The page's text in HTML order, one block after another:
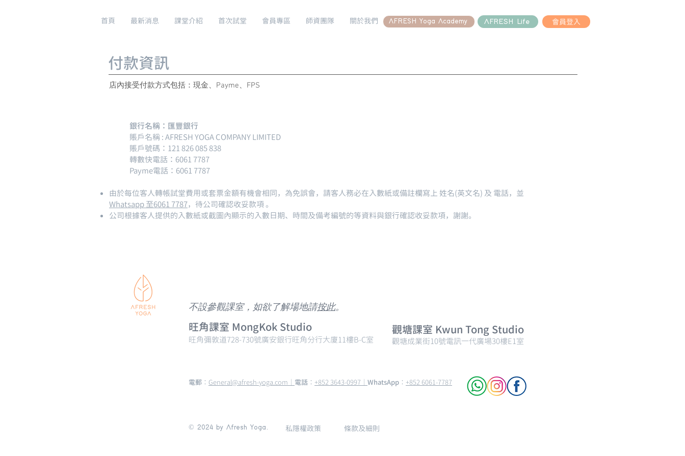
首頁 最新消息 課堂介紹 首次試堂 會員專區 師資團隊 關於我們 AFRESH Yoga Academy AFRESH Life 會員登入
​付款資訊
​店內接受付款方式包括：現金、Payme、FPS
銀行名稱：匯豐銀行
賬戶名稱 : AFRESH YOGA COMPANY LIMITED
賬戶號碼：121 826 085 838
轉數快電話：6061 7787
Payme電話：6061 7787
由於每位客人轉帳試堂費用或套票金額有機會相同，為免誤會，請客人務必在入數紙或備註欄寫上 姓名(英文名) 及 電話，並
Whatsapp 至6061 7787，待公司確認收妥款項 。
公司根據客人提供的入數紙或截圖內顯示的入數日期、時間及備考編號的等資料與銀行確認收妥款項，謝謝。
​​不設參觀課室，如欲了解場地請按此。
旺角課室 MongKok Studio
​旺角彌敦道728-730號廣安銀行旺角分行大廈11樓B-C室
觀塘課室 Kwun Tong Studio
觀塘成業街10號電訊一代廣場30樓E1室
電郵 ： General@afresh-yoga.com｜ 電話 ： +852 3643-0997｜ WhatsApp ： +852 6061-7787
© 2024 by Afresh Yoga. 私隱權政策 條款及細則